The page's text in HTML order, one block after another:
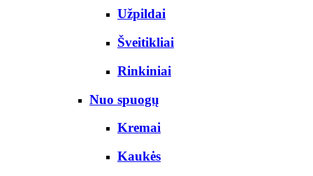
Užpildai
Šveitikliai
Rinkiniai
Nuo spuogų
Kremai
Kaukės